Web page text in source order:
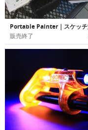
販売終了